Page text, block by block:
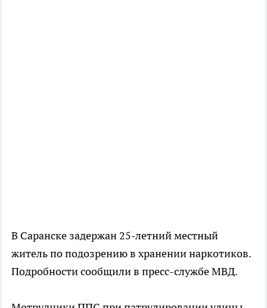
В Саранске задержан 25-летний местный
житель по подозрению в хранении наркотиков.
Подробности сообщили в пресс-службе МВД.